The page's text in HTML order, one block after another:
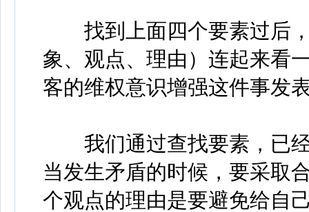
找到上面四个要素过后，
象、观点、理由）连起来看
客的维权意识增强这件事发
我们通过查找要素，已经
当发生矛盾的时候，要采取
个观点的理由是要避免给自